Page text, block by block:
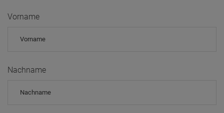
Vorname
Nachname